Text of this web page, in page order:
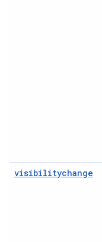
visibilitychange